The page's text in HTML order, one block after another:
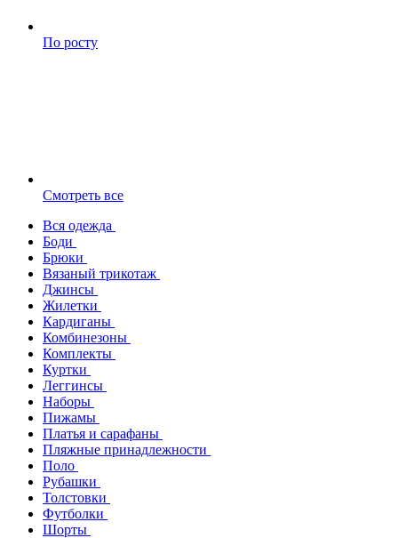
По росту
Смотреть все
Вся одежда
Боди
Брюки
Вязаный трикотаж
Джинсы
Жилетки
Кардиганы
Комбинезоны
Комплекты
Куртки
Леггинсы
Наборы
Пижамы
Платья и сарафаны
Пляжные принадлежности
Поло
Рубашки
Толстовки
Футболки
Шорты